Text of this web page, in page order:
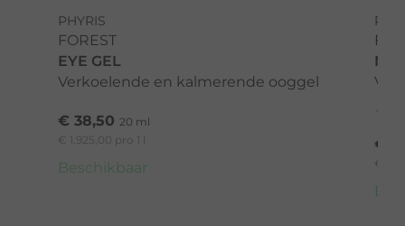
PHYRIS
FOREST
EYE GEL
Verkoelende en kalmerende ooggel
€ 38,50 20 ml
€ 1.925,00 pro 1 l
Beschikbaar
€
€